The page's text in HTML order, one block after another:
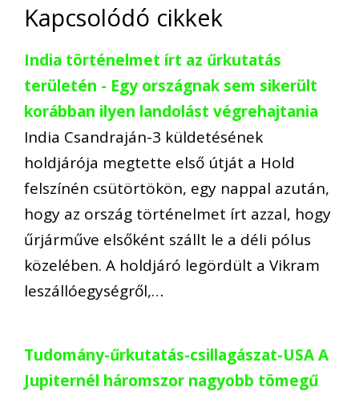
Kapcsolódó cikkek
India történelmet írt az űrkutatás
területén - Egy országnak sem sikerült
korábban ilyen landolást végrehajtania
India Csandraján-3 küldetésének
holdjárója megtette első útját a Hold
felszínén csütörtökön, egy nappal azután,
hogy az ország történelmet írt azzal, hogy
űrjárműve elsőként szállt le a déli pólus
közelében. A holdjáró legördült a Vikram
leszállóegységről,…
Tudomány-űrkutatás-csillagászat-USA A
Jupiternél háromszor nagyobb tömegű